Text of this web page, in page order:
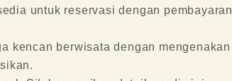
untuk reservasi dengan pembayaran
kencan berwisata dengan mengenakan